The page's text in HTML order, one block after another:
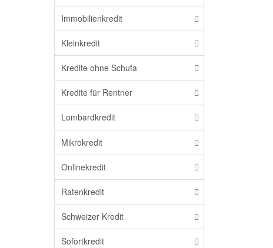
Immobilienkredit
Kleinkredit
Kredite ohne Schufa
Kredite für Rentner
Lombardkredit
Mikrokredit
Onlinekredit
Ratenkredit
Schweizer Kredit
Sofortkredit